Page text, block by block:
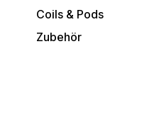
Coils & Pods
Zubehör